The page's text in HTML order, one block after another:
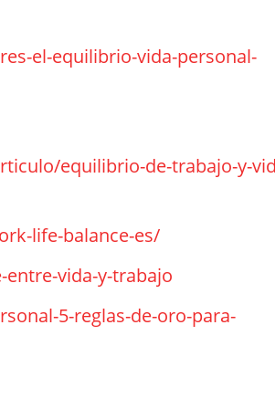
el-equilibrio-vida-personal-
equilibrio-de-trabajo-y-
life-balance-es/
vida-y-trabajo
5-reglas-de-oro-para-